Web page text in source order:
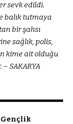
sevk edildi.
balık tutmaya
bir şahsı
sağlık, polis,
kime ait olduğu
SAKARYA